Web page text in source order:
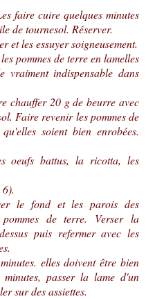
faire cuire quelques minutes
de tournesol. Réserver.
et les essuyer soigneusement.
pommes de terre en lamelles
vraiment indispensable dans
chauffer 20 g de beurre avec
Faire revenir les pommes de
soient bien enrobées.
oeufs battus, la ricotta, les
le fond et les parois des
de terre. Verser la
puis refermer avec les
elles doivent être bien
passer la lame d'un
sur des assiettes.